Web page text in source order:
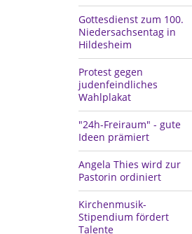
Gottesdienst zum 100.
Niedersachsentag in
Hildesheim
Protest gegen
judenfeindliches
Wahlplakat
"24h-Freiraum" - gute
Ideen prämiert
Angela Thies wird zur
Pastorin ordiniert
Kirchenmusik-
Stipendium fördert
Talente